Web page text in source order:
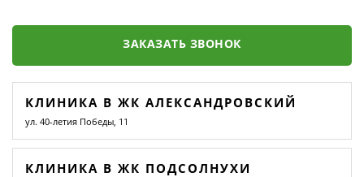
ЗАКАЗАТЬ ЗВОНОК
КЛИНИКА В ЖК АЛЕКСАНДРОВСКИЙ
ул. 40-летия Победы, 11
КЛИНИКА В ЖК ПОДСОЛНУХИ